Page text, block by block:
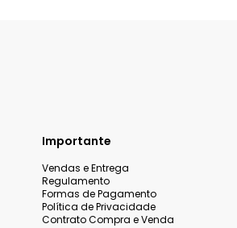
Importante
Vendas e Entrega
Regulamento
Formas de Pagamento
Política de Privacidade
Contrato Compra e Venda